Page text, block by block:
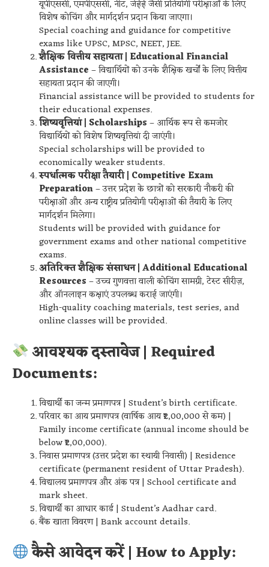
यूपीएससी, एमपीएससी, नीट, जेईई जैसी प्रतियोगी परीक्षाओं के लिए
विशेष कोचिंग और मार्गदर्शन प्रदान किया जाएगा।
Special coaching and guidance for competitive
exams like UPSC, MPSC, NEET, JEE.
शैक्षिक वित्तीय सहायता | Educational Financial
Assistance– विद्यार्थियों को उनके शैक्षिक खर्चों के लिए वित्तीय
सहायता प्रदान की जाएगी।
Financial assistance will be provided to students for
their educational expenses.
शिष्यवृत्तियां | Scholarships– आर्थिक रूप से कमजोर
विद्यार्थियों को विशेष शिष्यवृत्तियां दी जाएंगी।
Special scholarships will be provided to
economically weaker students.
स्पर्धात्मक परीक्षा तैयारी | Competitive Exam
Preparation– उत्तर प्रदेश के छात्रों को सरकारी नौकरी की
परीक्षाओं और अन्य राष्ट्रीय प्रतियोगी परीक्षाओं की तैयारी के लिए
मार्गदर्शन मिलेगा।
Students will be provided with guidance for
government exams and other national competitive
exams.
अतिरिक्त शैक्षिक संसाधन | Additional Educational
Resources– उच्च गुणवत्ता वाली कोचिंग सामग्री, टेस्ट सीरीज़,
और ऑनलाइन कक्षाएं उपलब्ध कराई जाएंगी।
High-quality coaching materials, test series, and
online classes will be provided.
आवश्यक दस्तावेज | Required
Documents:
विद्यार्थी का जन्म प्रमाणपत्र | Student’s birth certificate.
परिवार का आय प्रमाणपत्र (वार्षिक आय ₹2,00,000 से कम) |
Family income certificate (annual income should be
below ₹2,00,000).
निवास प्रमाणपत्र (उत्तर प्रदेश का स्थायी निवासी) | Residence
certificate (permanent resident of Uttar Pradesh).
विद्यालय प्रमाणपत्र और अंक पत्र | School certificate and
mark sheet.
विद्यार्थी का आधार कार्ड | Student’s Aadhar card.
बैंक खाता विवरण | Bank account details.
कैसे आवेदन करें | How to Apply: